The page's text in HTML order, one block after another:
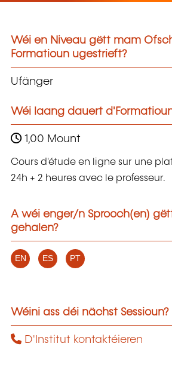
Wéi en Niveau gëtt mam
Formatioun ugestrieft?
Ufänger
Wéi laang dauert
1,00 Mount
Cours d'étude en ligne sur une
24h + 2 heures avec le professeur.
A wéi enger/n Sprooch(en)
gehalen?
EN ES PT
Wéini ass déi nächst Sessioun?
D'Institut kontaktéieren